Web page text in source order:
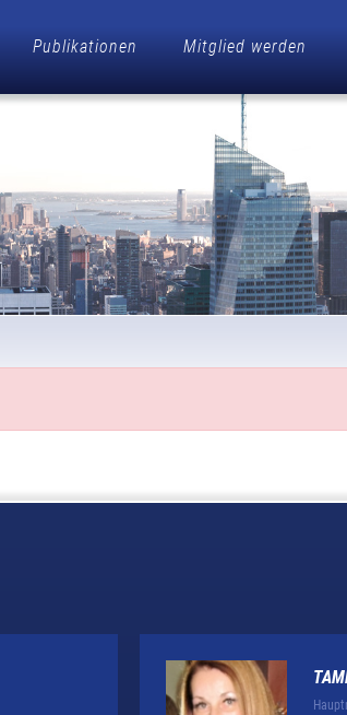
Publikationen Mitglied werden